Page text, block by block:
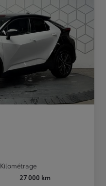
Kilométrage
27 000 km